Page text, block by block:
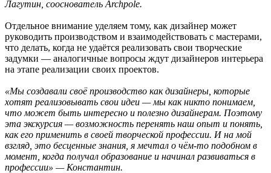
Лагутин, сооснователь Archpole.
Отдельное внимание уделяем тому, как дизайнер может
руководить производством и взаимодействовать с мастерами,
что делать, когда не удаётся реализовать свои творческие
задумки — аналогичные вопросы ждут дизайнеров интерьера
на этапе реализации своих проектов.
«Мы создавали своё производство как дизайнеры, которые
хотят реализовывать свои идеи — мы как никто понимаем,
что может быть интересно и полезно дизайнерам. Поэтому
эта экскурсия — возможность перенять наш опыт и понять,
как его применить в своей творческой профессии. И на мой
взгляд, это бесценные знания, я мечтал о чём-то подобном в
момент, когда получал образование и начинал развиваться в
профессии» — Константин.